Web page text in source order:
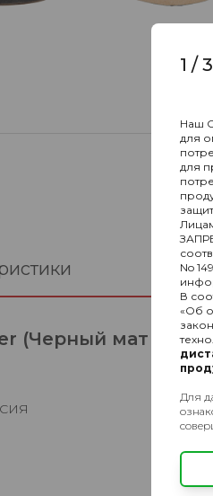
(Черный мат бл*)
1 /3
Наш
для
для
No
В
«Об
Для